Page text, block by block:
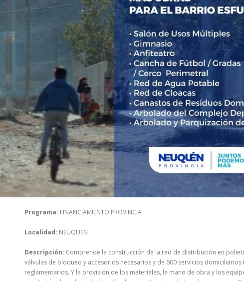
Programa: FINANCIAMIENTO PROVINCIA
Localidad: NEUQUEN
Descripción: Comprende la construcción de la red de distribución en
válvulas de bloqueo y accesorios necesarios y de 600 servicios
reglamentarios. Y la provisión de los materiales, la mano de obra y los